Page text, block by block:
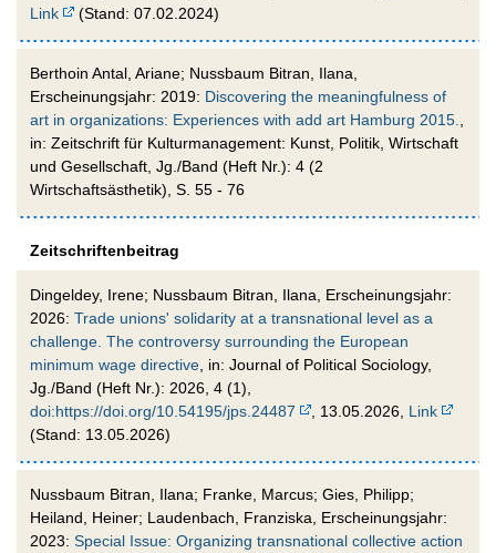
Link
(Stand: 07.02.2024)
Berthoin Antal, Ariane; Nussbaum Bitran, Ilana,
Erscheinungsjahr: 2019: Discovering the meaningfulness of
art in organizations: Experiences with add art Hamburg 2015.
in: Zeitschrift für Kulturmanagement: Kunst, Politik, Wirtschaft
und Gesellschaft, Jg./Band (Heft Nr.): 4 (2
Wirtschaftsästhetik), S. 55 - 76
Zeitschriftenbeitrag
Dingeldey, Irene; Nussbaum Bitran, Ilana, Erscheinungsjahr:
2026: Trade unions' solidarity at a transnational level as a
challenge. The controversy surrounding the European
minimum wage directive , in: Journal of Political Sociology,
Jg./Band (Heft Nr.): 2026, 4 (1),
doi:https://doi.org/10.54195/jps.24487
, 13.05.2026, Link
(Stand: 13.05.2026)
Nussbaum Bitran, Ilana; Franke, Marcus; Gies, Philipp;
Heiland, Heiner; Laudenbach, Franziska, Erscheinungsjahr:
2023: Special Issue: Organizing transnational collective action